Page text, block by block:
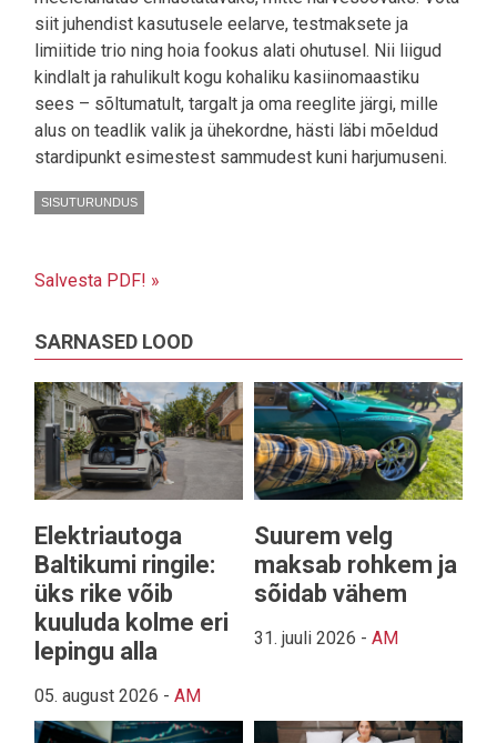
siit juhendist kasutusele eelarve, testmaksete ja
limiitide trio ning hoia fookus alati ohutusel. Nii liigud
kindlalt ja rahulikult kogu kohaliku kasiinomaastiku
sees – sõltumatult, targalt ja oma reeglite järgi, mille
alus on teadlik valik ja ühekordne, hästi läbi mõeldud
stardipunkt esimestest sammudest kuni harjumuseni.
SISUTURUNDUS
Salvesta PDF! »
SARNASED LOOD
Elektriautoga
Baltikumi ringile:
üks rike võib
kuuluda kolme eri
lepingu alla
05. august 2026 - AM
Suurem velg
maksab rohkem ja
sõidab vähem
31. juuli 2026 - AM